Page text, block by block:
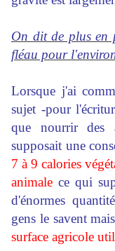
On dit de plus en
fléau pour
Lorsque j'ai
sujet -pour
que nourrir des
supposait une
7 à 9 calories
animale ce qui
d'énormes
gens le savent
surface agricole